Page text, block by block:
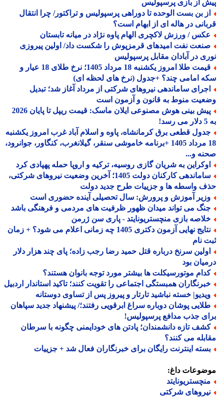
از بازی پرسپولیس
بن بست الوحده تا دوراهی پرسپولیس و تراکتور/ چرا انتقال
در هاله ای از ابهام است؟
/ ورزش لاکچری الهام پاوه نژاد در میانه تابستان
نفت امیدهای قرمزپوش را شکست داد/ اولین پیروزی
در آبادان مقابل پرسپولیس
قیمت طلا امروز یکشنبه 18 مرداد 1405؛ نرخ طلای 18 عیار و
امامی چند؟ +جدول (نرخ های لحظه ای)
ساماندهی نیروهای شرکتی از مرداد آغاز شد؛ تبدیل
منوط به قانون و آزمون است
پیش بینی هوش مصنوعی ایلان ماسک: قیمت ریپل تا پایان 2026
قطعی برق کرمانشاه، پاوه و اسلام آباد غرب امروز یکشنبه
18 مرداد 1405 +برنامه خاموشی سنقر، گیلانغرب، کنگاور، جوانرود،
و...
به شریان گازی روسیه، ترکیه و اروپا حمله پهپادی کرد
ساماندهی کارکنان دولت 1405؛ آخرین وضعیت نیروهای شرکتی،
واسطه ها و جزییات طرح جدید دولت
آموزش و پرورش: سال تحصیلی آینده حضوری است
می تواند میدان ظهور ظرفیت های مردمی و فرهنگی باشد
بازی منچستریونایتد - پاری سن ژرمن
نتایج نهایی آزمون دکتری 1405 چه زمانی اعلام می شود؟ + زمان
نام
سرنخ درباره قتل حمید رضا رجب زاده؛ پای چند هزار دلار
بود
موتورسیکلت ها بیشتر مورد توجه بانوان هستند؟
همبستگی اجتماعی را تقویت کنند؛ تاکید استاندار اردبیل
خسته نباشید تارتار و پیروز پس از تساوی دوستانه
پوشان دوباره سراغ ابرقویی رفتند؛/ پیشنهاد جدید سپاهان
جذب مدافع پرسپولیس!
تازه دانشمندان؛ پادتن های خودایمنی چگونه با سرطان
می کنند؟
اینترنت رایگان برای خبرنگاران فعال شد + جزییات
داغ:
شرکتی